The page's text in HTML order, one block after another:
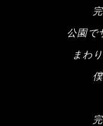
公園で
まわ